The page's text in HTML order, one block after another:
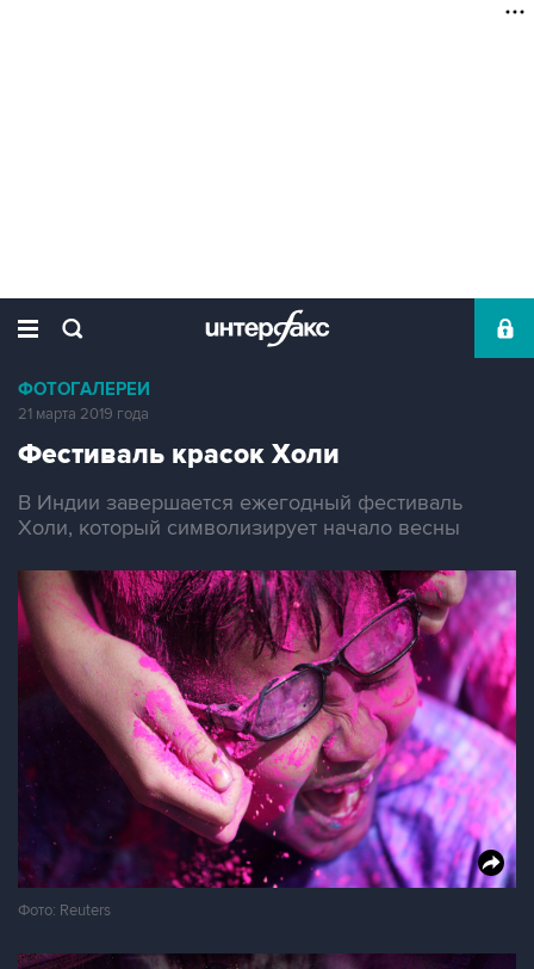
ФОТОГАЛЕРЕИ
21 марта 2019 года
Фестиваль красок Холи
В Индии завершается ежегодный фестиваль
Холи, который символизирует начало весны
Фото: Reuters